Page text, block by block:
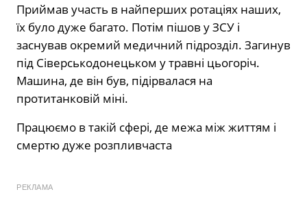
Приймав участь в найперших ротаціях наших,
їх було дуже багато. Потім пішов у ЗСУ і
заснував окремий медичний підрозділ. Загинув
під Сіверськодонецьком у травні цьогоріч.
Машина, де він був, підірвалася на
протитанковій міні.
Працюємо в такій сфері, де межа між життям і
смертю дуже розпливчаста
РЕКЛАМА